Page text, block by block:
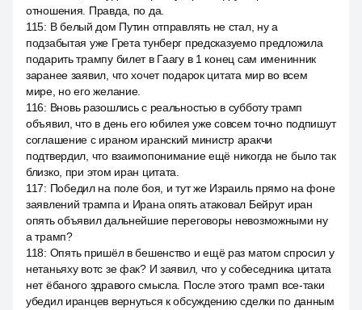
отношения. Правда, по да.
115: В белый дом Путин отправлять не стал, ну а
подзабытая уже Грета тунберг предсказуемо предложила
подарить трампу билет в Гаагу в 1 конец сам именинник
заранее заявил, что хочет подарок цитата мир во всем
мире, но его желание.
116: Вновь разошлись с реальностью в субботу трамп
объявил, что в день его юбилея уже совсем точно подпишут
соглашение с ираном иранский министр аракчи
подтвердил, что взаимопонимание ещё никогда не было так
близко, при этом иран цитата.
117: Победил на поле боя, и тут же Израиль прямо на фоне
заявлений трампа и Ирана опять атаковал Бейрут иран
опять объявил дальнейшие переговоры невозможными ну
а трамп?
118: Опять пришёл в бешенство и ещё раз матом спросил у
нетаньяху вотс зе фак? И заявил, что у собеседника цитата
нет ёбаного здравого смысла. После этого трамп все-таки
убедил иранцев вернуться к обсуждению сделки по данным